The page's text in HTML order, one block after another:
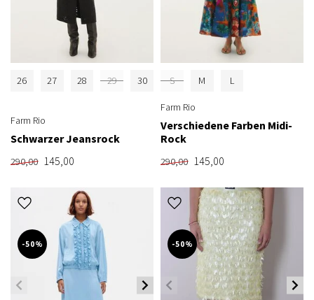
26 27 28 29 30
Farm Rio
Schwarzer Jeansrock
290,00 145,00
S M L
Farm Rio
Verschiedene Farben Midi-
Rock
290,00 145,00
-50% -50%